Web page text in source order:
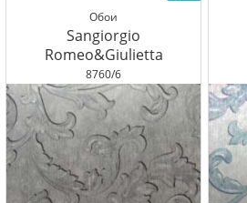
Обои
Sangiorgio
Romeo&Giulietta
8760/6